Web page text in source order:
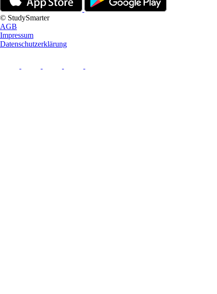
© StudySmarter
AGB
Impressum
Datenschutzerklärung